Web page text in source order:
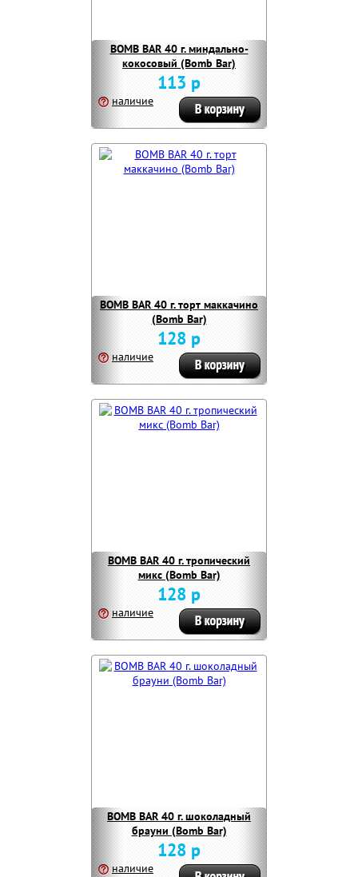
BOMB BAR 40 г. миндально-
кокосовый (Bomb Bar)
113 р
наличие
BOMB BAR 40 г. торт маккачино
(Bomb Bar)
128 р
наличие
BOMB BAR 40 г. тропический
микс (Bomb Bar)
128 р
наличие
BOMB BAR 40 г. шоколадный
брауни (Bomb Bar)
128 р
наличие